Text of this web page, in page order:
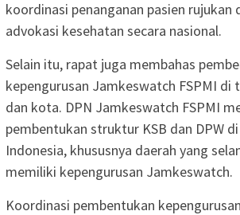
koordinasi penanganan pasien rujukan
advokasi kesehatan secara nasional.
Selain itu, rapat juga membahas
kepengurusan Jamkeswatch FSPMI di
dan kota. DPN Jamkeswatch FSPMI
pembentukan struktur KSB dan DPW
Indonesia, khususnya daerah yang
memiliki kepengurusan Jamkeswatch.
Koordinasi pembentukan